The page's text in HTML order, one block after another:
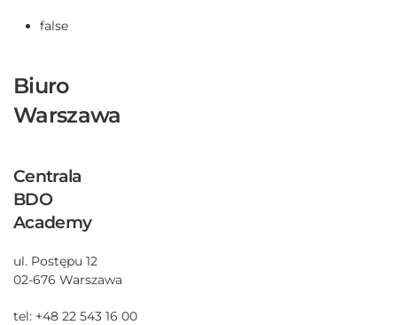
false
Biuro
Warszawa
Centrala
BDO
Academy
ul. Postępu 12
02-676 Warszawa
tel: +48 22 543 16 00